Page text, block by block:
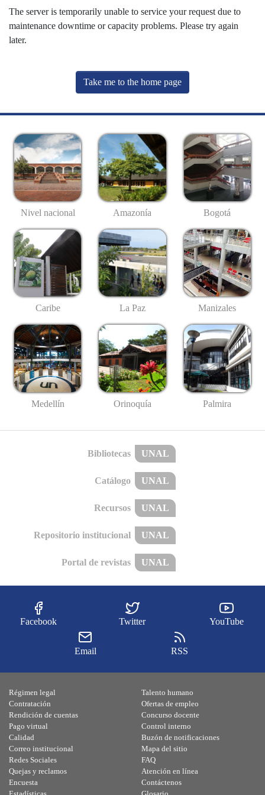
The server is temporarily unable to service your request due to
maintenance downtime or capacity problems. Please try again
later.
Take me to the home page
Nivel nacional Amazonía Bogotá
Caribe La Paz Manizales
Medellín Orinoquía Palmira
Bibliotecas UNAL
Catálogo UNAL
Recursos UNAL
Repositorio institucional UNAL
Portal de revistas UNAL
Facebook Twitter YouTube
Email RSS
Régimen legal
Contratación
Rendición de cuentas
Pago virtual
Calidad
Talento humano
Ofertas de empleo
Concurso docente
Control interno
Buzón de notificaciones
Correo institucional
Redes Sociales
Quejas y reclamos
Encuesta
Mapa del sitio
FAQ
Atención en línea
Contáctenos